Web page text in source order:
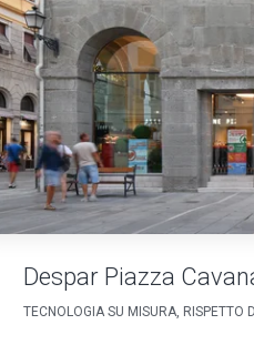
Despar Piazza
TECNOLOGIA SU MISURA, RISPETTO